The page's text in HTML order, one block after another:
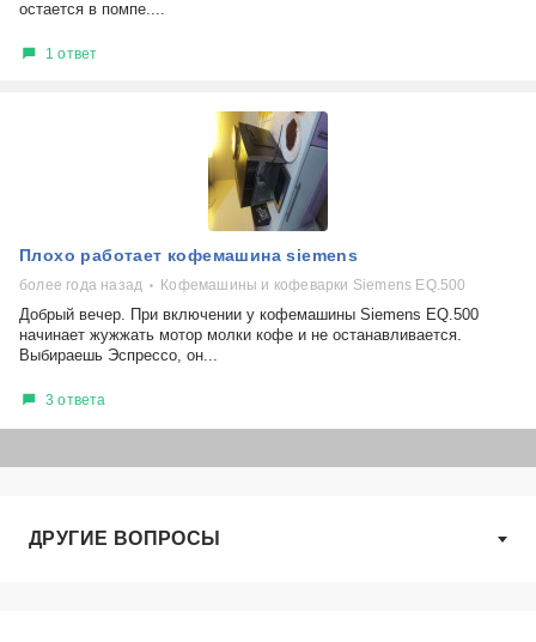
остается в помпе....
1 ответ
Плохо работает кофемашина siemens
более года назад Кофемашины и кофеварки Siemens EQ.500
Добрый вечер. При включении у кофемашины Siemens EQ.500
начинает жужжать мотор молки кофе и не останавливается.
Выбираешь Эспрессо, он...
3 ответа
ДРУГИЕ ВОПРОСЫ